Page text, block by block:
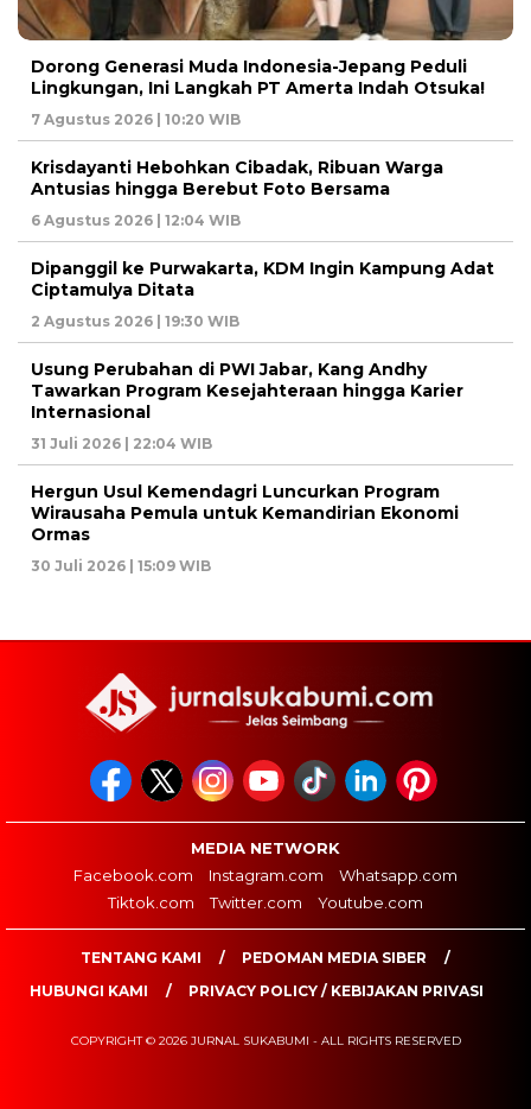
Dorong Generasi Muda Indonesia-Jepang Peduli
Lingkungan, Ini Langkah PT Amerta Indah Otsuka!
7 Agustus 2026 | 10:20 WIB
Krisdayanti Hebohkan Cibadak, Ribuan Warga
Antusias hingga Berebut Foto Bersama
6 Agustus 2026 | 12:04 WIB
Dipanggil ke Purwakarta, KDM Ingin Kampung Adat
Ciptamulya Ditata
2 Agustus 2026 | 19:30 WIB
Usung Perubahan di PWI Jabar, Kang Andhy
Tawarkan Program Kesejahteraan hingga Karier
Internasional
31 Juli 2026 | 22:04 WIB
Hergun Usul Kemendagri Luncurkan Program
Wirausaha Pemula untuk Kemandirian Ekonomi
Ormas
30 Juli 2026 | 15:09 WIB
MEDIA NETWORK
Facebook.com
Instagram.com
Whatsapp.com
Tiktok.com
Twitter.com Youtube.com
TENTANG KAMI
PEDOMAN MEDIA SIBER
HUBUNGI KAMI
PRIVACY POLICY / KEBIJAKAN PRIVASI
COPYRIGHT © 2026 JURNAL SUKABUMI - ALL RIGHTS RESERVED